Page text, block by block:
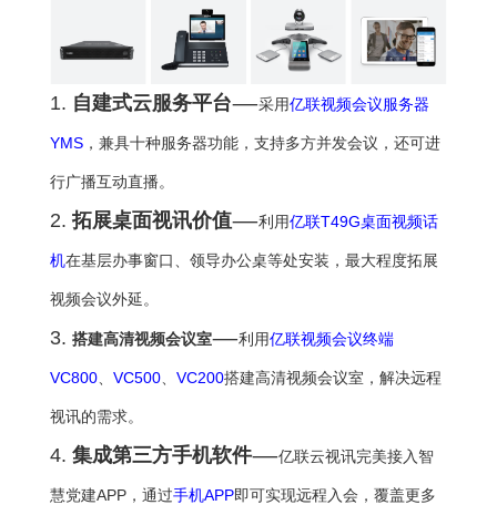
1. 自建式云服务平台——采用亿联视频会议服务器
YMS，兼具十种服务器功能，支持多方并发会议，还可进
行广播互动直播。
2. 拓展桌面视讯价值——利用亿联T49G桌面视频话
机在基层办事窗口、领导办公桌等处安装，最大程度拓展
视频会议外延。
3. 搭建高清视频会议室——利用亿联视频会议终端
VC800、 VC500、 VC200搭建高清视频会议室，解决远程
视讯的需求。
4. 集成第三方手机软件——亿联云视讯完美接入智
慧党建APP，通过手机APP即可实现远程入会，覆盖更多